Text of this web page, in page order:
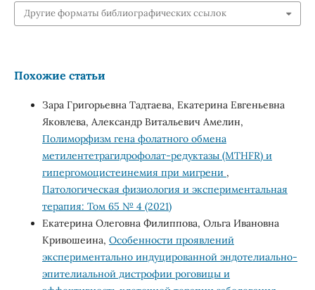
Другие форматы библиографических ссылок
Похожие статьи
Зара Григорьевна Тадтаева, Екатерина Евгеньевна
Яковлева, Александр Витальевич Амелин,
Полиморфизм гена фолатного обмена
метилентетрагидрофолат-редуктазы (MTHFR) и
гипергомоцистеинемия при мигрени ,
Патологическая физиология и экспериментальная
терапия: Том 65 № 4 (2021)
Екатерина Олеговна Филиппова, Ольга Ивановна
Кривошеина, Особенности проявлений
экспериментально индуцированной эндотелиально-
эпителиальной дистрофии роговицы и